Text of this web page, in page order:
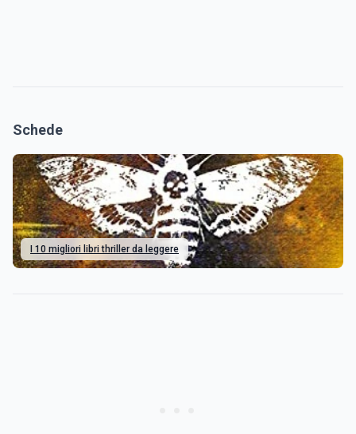
Schede
I 10 migliori libri thriller da leggere